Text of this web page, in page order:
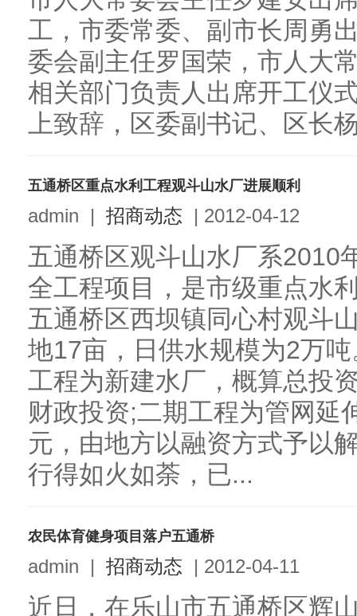
工，市委常委、副市长周勇
委会副主任罗国荣，市人大
相关部门负责人出席开工仪
上致辞，区委副书记、区长
五通桥区重点水利工程观斗山水厂进展顺利
admin | 招商动态 | 2012-04-12
五通桥区观斗山水厂系2010
全工程项目，是市级重点水
五通桥区西坝镇同心村观斗
地17亩，日供水规模为2万
工程为新建水厂，概算总投
财政投资;二期工程为管网延
元，由地方以融资方式予以
行得如火如荼，已...
农民体育健身项目落户五通桥
admin | 招商动态 | 2012-04-11
近日，在乐山市五通桥区辉